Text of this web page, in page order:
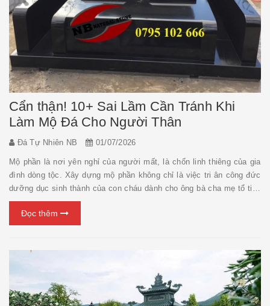
Cẩn thận! 10+ Sai Lầm Cần Tránh Khi
Làm Mộ Đá Cho Người Thân
Đá Tự Nhiên NB 01/07/2026
Mộ phần là nơi yên nghỉ của người mất, là chốn linh thiêng của gia
đình dòng tộc. Xây dựng mộ phần không chỉ là việc tri ân công đức
dưỡng dục sinh thành của con cháu dành cho ông bà cha mẹ tổ tiên
mà còn là truyền thống hiếu đạo uống nước nhớ nguồn có từ ngàn
đời nay. Mặc dù "TÂM" đã tốt, t...
Đọc thêm